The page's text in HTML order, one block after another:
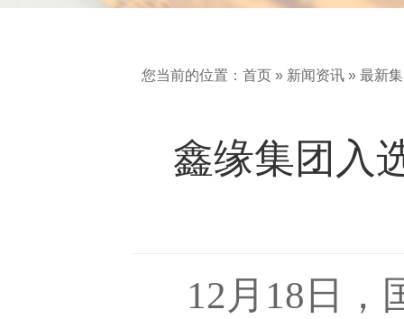
您当前的位置： 首页» 新闻资讯» 最新
鑫缘集团入
12月18日，